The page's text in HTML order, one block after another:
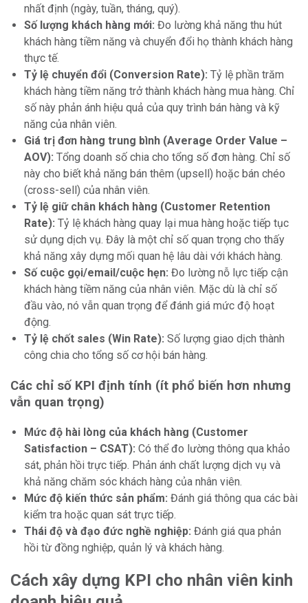
nhất định (ngày, tuần, tháng, quý).
Số lượng khách hàng mới: Đo lường khả năng thu hút
khách hàng tiềm năng và chuyển đổi họ thành khách hàng
thực tế.
Tỷ lệ chuyển đổi (Conversion Rate): Tỷ lệ phần trăm
khách hàng tiềm năng trở thành khách hàng mua hàng. Chỉ
số này phản ánh hiệu quả của quy trình bán hàng và kỹ
năng của nhân viên.
Giá trị đơn hàng trung bình (Average Order Value –
AOV): Tổng doanh số chia cho tổng số đơn hàng. Chỉ số
này cho biết khả năng bán thêm (upsell) hoặc bán chéo
(cross-sell) của nhân viên.
Tỷ lệ giữ chân khách hàng (Customer Retention
Rate): Tỷ lệ khách hàng quay lại mua hàng hoặc tiếp tục
sử dụng dịch vụ. Đây là một chỉ số quan trọng cho thấy
khả năng xây dựng mối quan hệ lâu dài với khách hàng.
Số cuộc gọi/email/cuộc hẹn: Đo lường nỗ lực tiếp cận
khách hàng tiềm năng của nhân viên. Mặc dù là chỉ số
đầu vào, nó vẫn quan trọng để đánh giá mức độ hoạt
động.
Tỷ lệ chốt sales (Win Rate): Số lượng giao dịch thành
công chia cho tổng số cơ hội bán hàng.
Các chỉ số KPI định tính (ít phổ biến hơn nhưng
vẫn quan trọng)
Mức độ hài lòng của khách hàng (Customer
Satisfaction – CSAT): Có thể đo lường thông qua khảo
sát, phản hồi trực tiếp. Phản ánh chất lượng dịch vụ và
khả năng chăm sóc khách hàng của nhân viên.
Mức độ kiến thức sản phẩm: Đánh giá thông qua các bài
kiểm tra hoặc quan sát trực tiếp.
Thái độ và đạo đức nghề nghiệp: Đánh giá qua phản
hồi từ đồng nghiệp, quản lý và khách hàng.
Cách xây dựng KPI cho nhân viên kinh